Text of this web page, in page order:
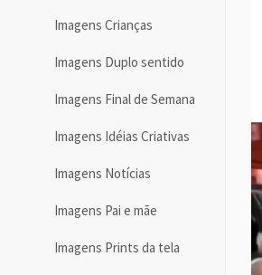
Imagens Crianças
Imagens Duplo sentido
Imagens Final de Semana
Imagens Idéias Criativas
Imagens Notícias
Imagens Pai e mãe
Imagens Prints da tela